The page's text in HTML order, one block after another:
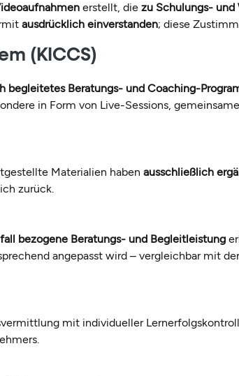
erstellt, die zu Schulungs- und
ausdrücklich einverstanden; diese
(KICCS)
begleitetes Beratungs- und Coaching-
in Form von Live-Sessions,
Materialien haben ausschließlich
zurück.
bezogene Beratungs- und Begleitleistung
angepasst wird – vergleichbar mit
mit individueller